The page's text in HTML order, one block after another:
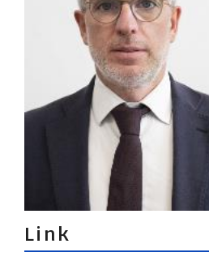
Link